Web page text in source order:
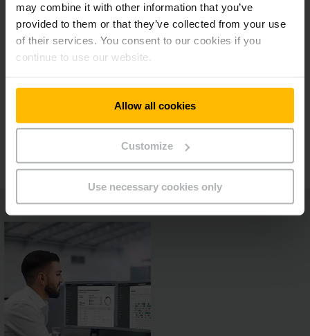
may combine it with other information that you’ve
provided to them or that they’ve collected from your use
of their services. You consent to our cookies if you
continue to use our website.
Allow all cookies
Customize
Use necessary cookies only
Vysoká bezpečnosť údajov
Individuálne prispôsobený systém manažmentu
Nepretržitý ďalší vývoj a investícia do